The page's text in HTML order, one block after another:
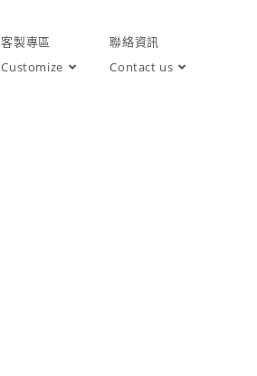
客製專區
Customize
聯絡資訊
Contact us